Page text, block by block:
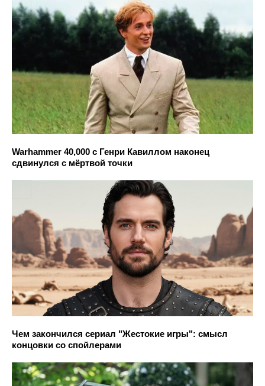
Warhammer 40,000 с Генри Кавиллом наконец
сдвинулся с мёртвой точки
Чем закончился сериал "Жестокие игры": смысл
концовки со спойлерами